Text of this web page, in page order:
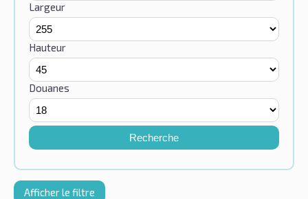
Largeur
Hauteur
Douanes
Recherche
Afficher le filtre